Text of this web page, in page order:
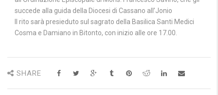
succede alla guida della Diocesi di Cassano all’Jonio
Il rito sarà presieduto sul sagrato della Basilica Santi Medici
Cosma e Damiano in Bitonto, con inizio alle ore 17.00.
SHARE